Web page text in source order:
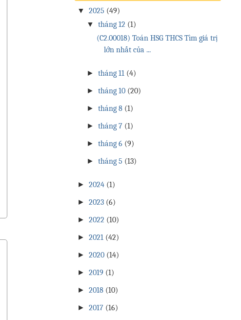
▼ 2025 (49)
▼ tháng 12 (1)
(C2.00018) Toán HSG THCS Tìm giá trị
lớn nhất của ...
►tháng 11 (4)
►tháng 10 (20)
►tháng 8 (1)
►tháng 7 (1)
►tháng 6 (9)
►tháng 5 (13)
►2024 (1)
►2023 (6)
►2022 (10)
►2021 (42)
►2020 (14)
►2019 (1)
►2018 (10)
►2017 (16)